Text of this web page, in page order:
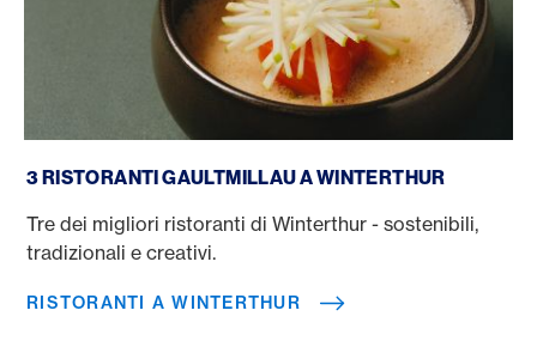
3 RISTORANTI GAULTMILLAU A WINTERTHUR
Tre dei migliori ristoranti di Winterthur - sostenibili,
tradizionali e creativi.
RISTORANTI A WINTERTHUR